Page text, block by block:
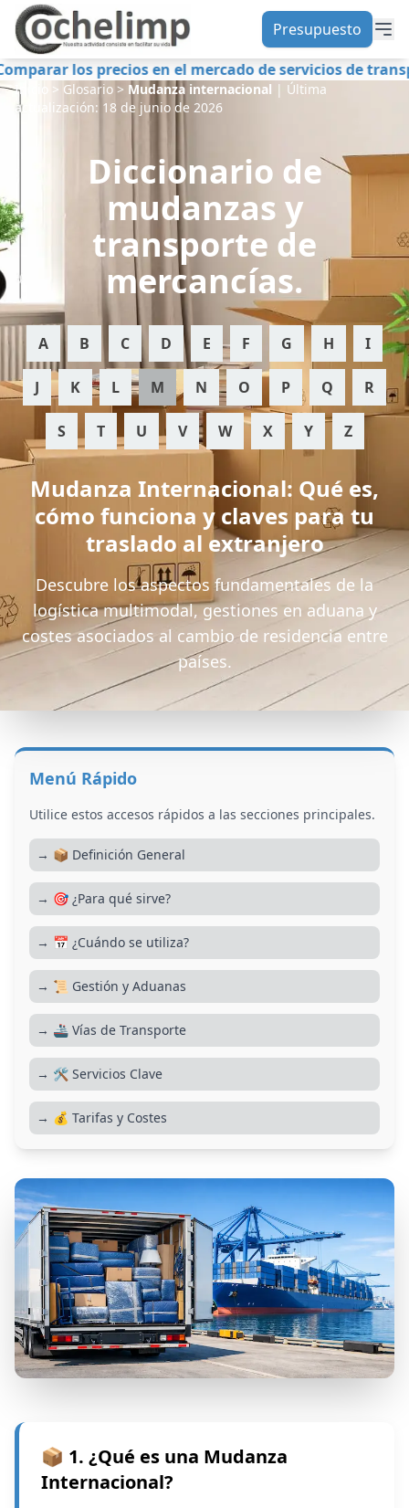
Presupuesto
precios en el mercado de servicios de transporte de
Inicio > Glosario > Mudanza internacional | Última
actualización: 18 de junio de 2026
Diccionario de
mudanzas y
transporte de
mercancías.
A B C D E F G H I
J K L M N O P Q R
S T U V W X Y Z
Mudanza Internacional: Qué es,
cómo funciona y claves para tu
traslado al extranjero
Descubre los aspectos fundamentales de la
logística multimodal, gestiones en aduana y
costes asociados al cambio de residencia entre
países.
Menú Rápido
Utilice estos accesos rápidos a las secciones principales.
→ 📦 Definición General
→ 🎯 ¿Para qué sirve?
→ 📅 ¿Cuándo se utiliza?
→ 📜 Gestión y Aduanas
→ 🚢 Vías de Transporte
→ 🛠️ Servicios Clave
→ 💰 Tarifas y Costes
📦 1. ¿Qué es una Mudanza
Internacional?